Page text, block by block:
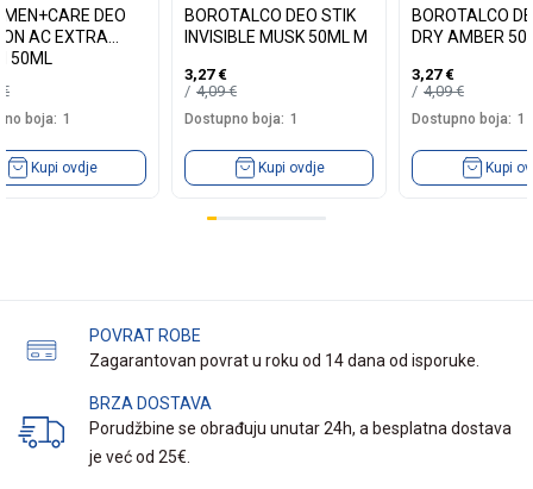
MEN+CARE DEO
AC EXTRA
50ML
€
boja: 1
Kupi ovdje
BOROTALCO DEO STIK
INVISIBLE MUSK 50ML M
3,27 €
4,09€
Dostupno boja: 1
Kupi ovdje
BOROTALCO
DRY AMBER
3,27 €
4,09€
Dostupno boja: 1
Kupi
POVRAT ROBE
Zagarantovan povrat u roku od 14 dana od isporuke.
BRZA DOSTAVA
Porudžbine se obrađuju unutar 24h, a besplatna dostava
je već od 25€.